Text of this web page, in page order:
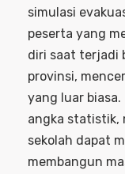
simulasi
peserta yang
diri saat terjadi
provinsi,
yang luar
angka statistik,
sekolah dapat
membangun